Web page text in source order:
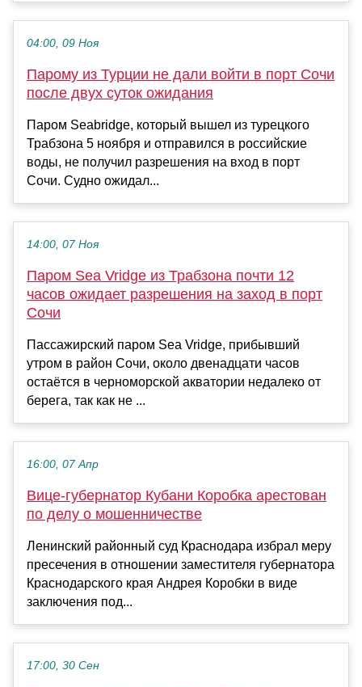
04:00, 09 Ноя
Парому из Турции не дали войти в порт Сочи
после двух суток ожидания
Паром Seabridge, который вышел из турецкого
Трабзона 5 ноября и отправился в российские
воды, не получил разрешения на вход в порт
Сочи. Судно ожидал...
14:00, 07 Ноя
Паром Sea Vridge из Трабзона почти 12
часов ожидает разрешения на заход в порт
Сочи
Пассажирский паром Sea Vridge, прибывший
утром в район Сочи, около двенадцати часов
остаётся в черноморской акватории недалеко от
берега, так как не ...
16:00, 07 Апр
Вице-губернатор Кубани Коробка арестован
по делу о мошенничестве
Ленинский районный суд Краснодара избрал меру
пресечения в отношении заместителя губернатора
Краснодарского края Андрея Коробки в виде
заключения под...
17:00, 30 Сен